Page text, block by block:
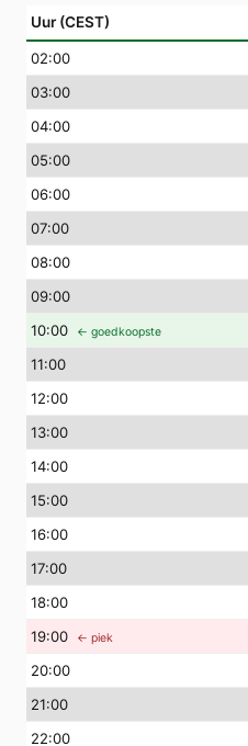
Uur (CEST)
02:00
03:00
04:00
05:00
06:00
07:00
08:00
09:00
10:00 ← goedkoopste
11:00
12:00
13:00
14:00
15:00
16:00
17:00
18:00
19:00 ← piek
20:00
21:00
22:00